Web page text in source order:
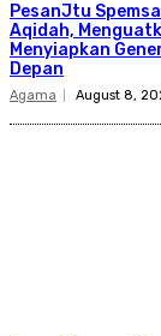
PesanJtu
Aqidah,
Menyiapkan
Depan
Agama August 8,